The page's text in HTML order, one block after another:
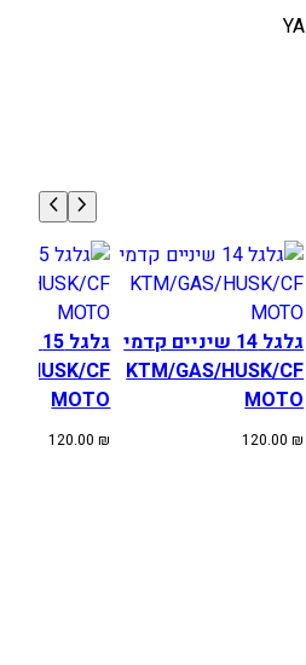
גלגל 14 שיניים קדמי
KTM/GAS/HUSK/CF
MOTO
120.00₪
גלגל
HUSK/CF
MOTO
120.00₪